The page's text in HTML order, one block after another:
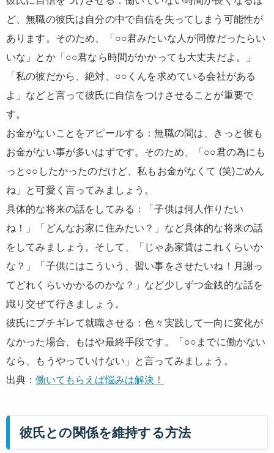
ど、無職の彼氏は自分の中で自信を失ってしまう可能性が
あります。そのため、「○○君みたいな人が同僚だったらい
いな」とか「○○君なら時間がかかっても大丈夫だよ。」
「私の彼だから、絶対、○○くんを求めている会社がある
よ」などと言って彼氏に自信をつけさせることが重要で
す。
お金がないことをアピールする：無職の間は、きっと彼も
お金がない事が多いはずです。そのため、「○○君の為にも
っと○○したかったのだけど、私もお金がなくて (笑)ごめん
ね」と可愛く言ってみましょう。
具体的な将来の話をしてみる：「子供は何人作りたい
ね！」「どんなお家に住みたい？」など具体的な将来の話
をしてみましょう。そして、「じゃあ家賃はこれくらいか
な？」「子供にはこういう、習い事をさせたいね！月謝っ
てどれくらいかかるのかな？」など少しずつ金銭的な話を
織り交ぜて行きましょう。
彼氏にブチギレて就職させる：色々実践して一向に変化が
なかった場合、もはや最終手段です。「○○までに働かない
なら、もうやっていけない」と言ってみましょう。
出典：働いてもらえば悩みは解決！
彼氏との関係を維持する方法